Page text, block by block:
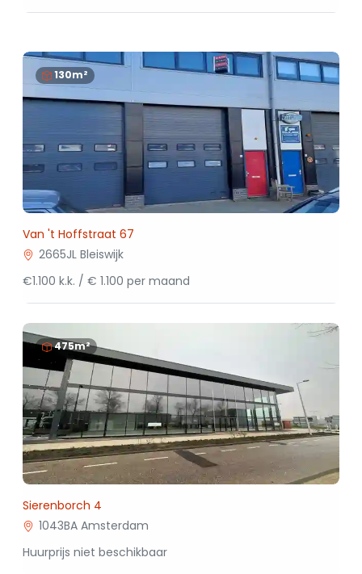
130m²
Van 't Hoffstraat 67
2665JL Bleiswijk
€1.100 k.k. / € 1.100 per maand
475m²
Sierenborch 4
1043BA Amsterdam
Huurprijs niet beschikbaar